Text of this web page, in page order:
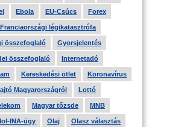
Ebola EU-Csúcs Forex
Franciaországi légikatasztrófa
összefoglaló Gyorsjelentés
összefoglaló Internetadó
Kereskedési ötlet Koronavírus
Magyarországról Lottó
Magyar tőzsde MNB
INA-ügy Olaj Olasz választás